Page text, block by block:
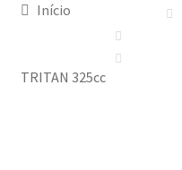
Início
TRITAN 325cc